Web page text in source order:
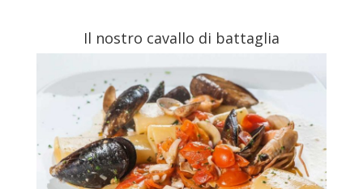
Il nostro cavallo di battaglia